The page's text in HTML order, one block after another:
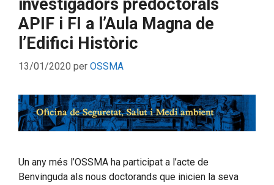
investigadors predoctorals
APIF i FI a l’Aula Magna de
l’Edifici Històric
13/01/2020 per OSSMA
Un any més l’OSSMA ha participat a l’acte de
Benvinguda als nous doctorands que inicien la seva